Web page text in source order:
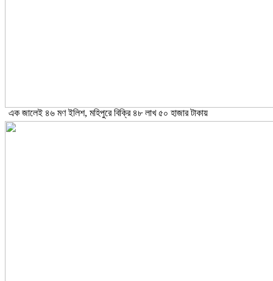
এক জালেই ৪৬ মণ ইলিশ, মহিপুরে বিক্রি ৪৮ লাখ ৫০ হাজার টাকায়